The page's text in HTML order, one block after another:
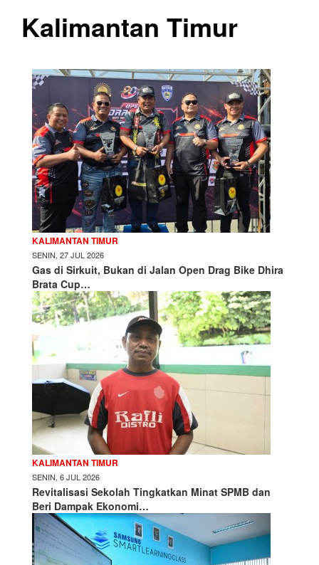
Kalimantan Timur
KALIMANTAN TIMUR
SENIN, 27 JUL 2026
Gas di Sirkuit, Bukan di Jalan Open Drag Bike Dhira
Brata Cup…
KALIMANTAN TIMUR
SENIN, 6 JUL 2026
Revitalisasi Sekolah Tingkatkan Minat SPMB dan
Beri Dampak Ekonomi…